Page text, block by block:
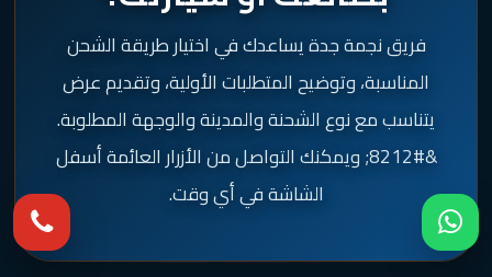
فريق نجمة جدة يساعدك في اختيار طريقة الشحن
المناسبة، وتوضيح المتطلبات الأولية، وتقديم عرض
يتناسب مع نوع الشحنة والمدينة والوجهة المطلوبة.